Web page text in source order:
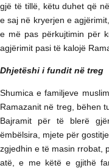
gjë të tillë, këtu duhet që
e saj në kryerjen e
e më pas përkujtimin për
agjërimit pasi të kalojë
Dhjetëshi i fundit në treg
Shumica e familjeve
Ramazanit në treg, bëhen
Bajramit për të blerë
ëmbëlsira, mjete për
zgjedhin e të masin rrobat,
atë, e me këtë e gjithë